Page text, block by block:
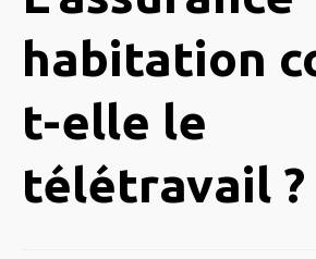
habitation
t-elle le
télétravail ?